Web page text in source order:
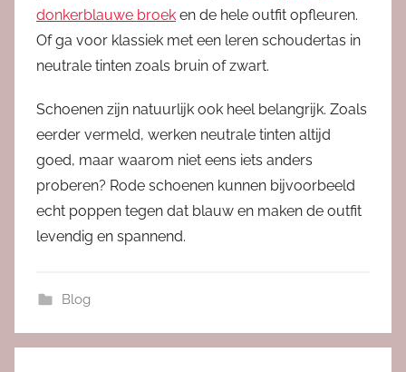
donkerblauwe broek en de hele outfit opfleuren.
Of ga voor klassiek met een leren schoudertas in
neutrale tinten zoals bruin of zwart.
Schoenen zijn natuurlijk ook heel belangrijk. Zoals
eerder vermeld, werken neutrale tinten altijd
goed, maar waarom niet eens iets anders
proberen? Rode schoenen kunnen bijvoorbeeld
echt poppen tegen dat blauw en maken de outfit
levendig en spannend.
Blog